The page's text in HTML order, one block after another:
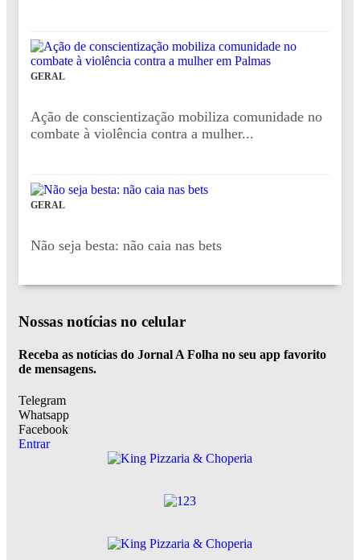
GERAL
Ação de conscientização mobiliza comunidade no
combate à violência contra a mulher...
GERAL
Não seja besta: não caia nas bets
Nossas notícias no celular
Receba as notícias do Jornal A Folha no seu app favorito
de mensagens.
Telegram
Whatsapp
Facebook
Entrar